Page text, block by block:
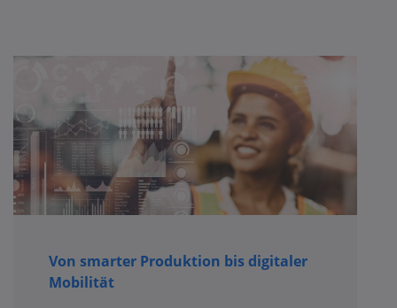
Von smarter Produktion bis digitaler
Mobilität